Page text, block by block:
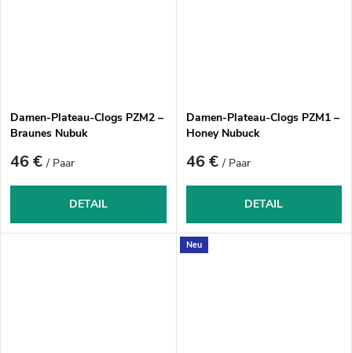
Damen-Plateau-Clogs PZM2 –
Braunes Nubuk
46 €/ Paar
DETAIL
Damen-Plateau-Clogs PZM1 –
Honey Nubuck
46 €/ Paar
DETAIL
Neu